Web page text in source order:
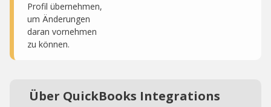
Profil übernehmen,
um Änderungen
daran vornehmen
zu können.
Über QuickBooks Integrations